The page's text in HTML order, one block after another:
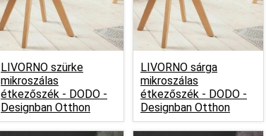
LIVORNO szürke
mikroszálas
étkezőszék - DODO -
Designban Otthon
LIVORNO sárga
mikroszálas
étkezőszék - DODO -
Designban Otthon